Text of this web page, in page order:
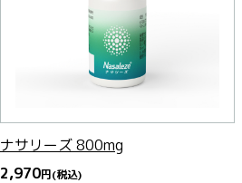
ナサリーズ 800mg
2,970円(税込)